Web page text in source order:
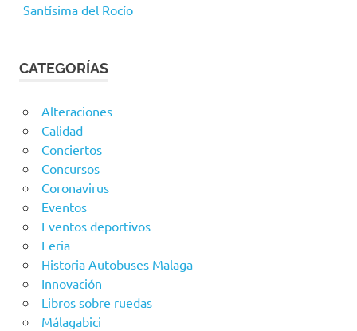
Santísima del Rocío
CATEGORÍAS
Alteraciones
Calidad
Conciertos
Concursos
Coronavirus
Eventos
Eventos deportivos
Feria
Historia Autobuses Malaga
Innovación
Libros sobre ruedas
Málagabici